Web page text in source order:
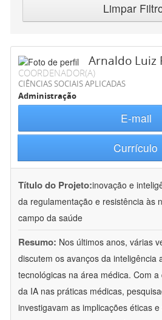
Limpar
Arnaldo Luiz
COORDENADOR(A)
CIÊNCIAS SOCIAIS APLICADAS
Administração
E-mail
Currículo
Título do Projeto:inovação e
da regulamentação e resistência às
campo da saúde
Resumo: Nos últimos anos, várias
discutem os avanços da inteligência
tecnológicas na área médica. Com
da IA nas práticas médicas,
investigavam as implicações éticas